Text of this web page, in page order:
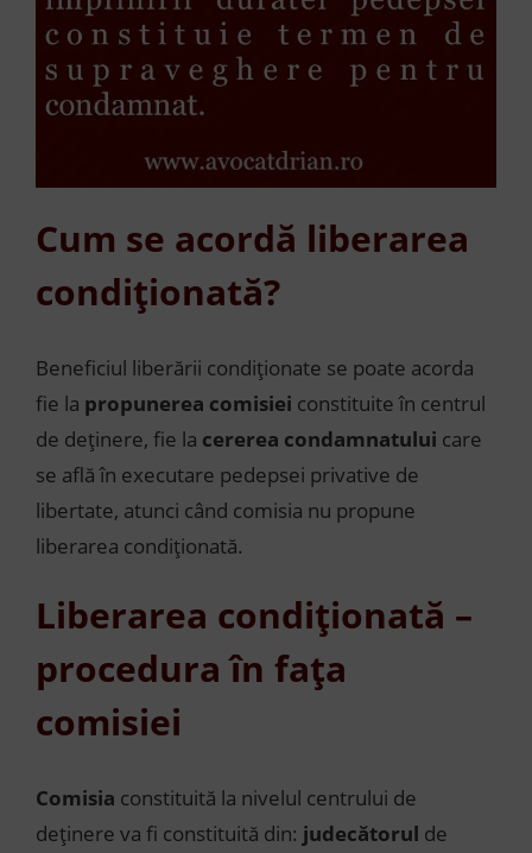
Cum se acordă liberarea
condiționată?
Beneficiul liberării condiționate se poate acorda
fie la propunerea comisiei constituite în centrul
de deținere, fie la cererea condamnatului care
se află în executare pedepsei privative de
libertate, atunci când comisia nu propune
liberarea condiționată.
Liberarea condiționată –
procedura în fața
comisiei
Comisia constituită la nivelul centrului de
deținere va fi constituită din: judecătorul de